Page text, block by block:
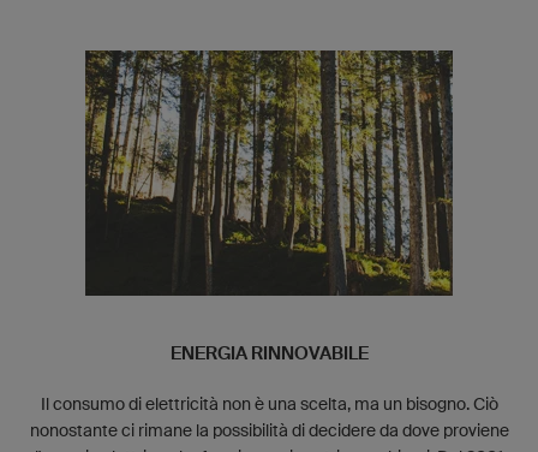
ENERGIA RINNOVABILE
Il consumo di elettricità non è una scelta, ma un bisogno. Ciò
nonostante ci rimane la possibilità di decidere da dove proviene